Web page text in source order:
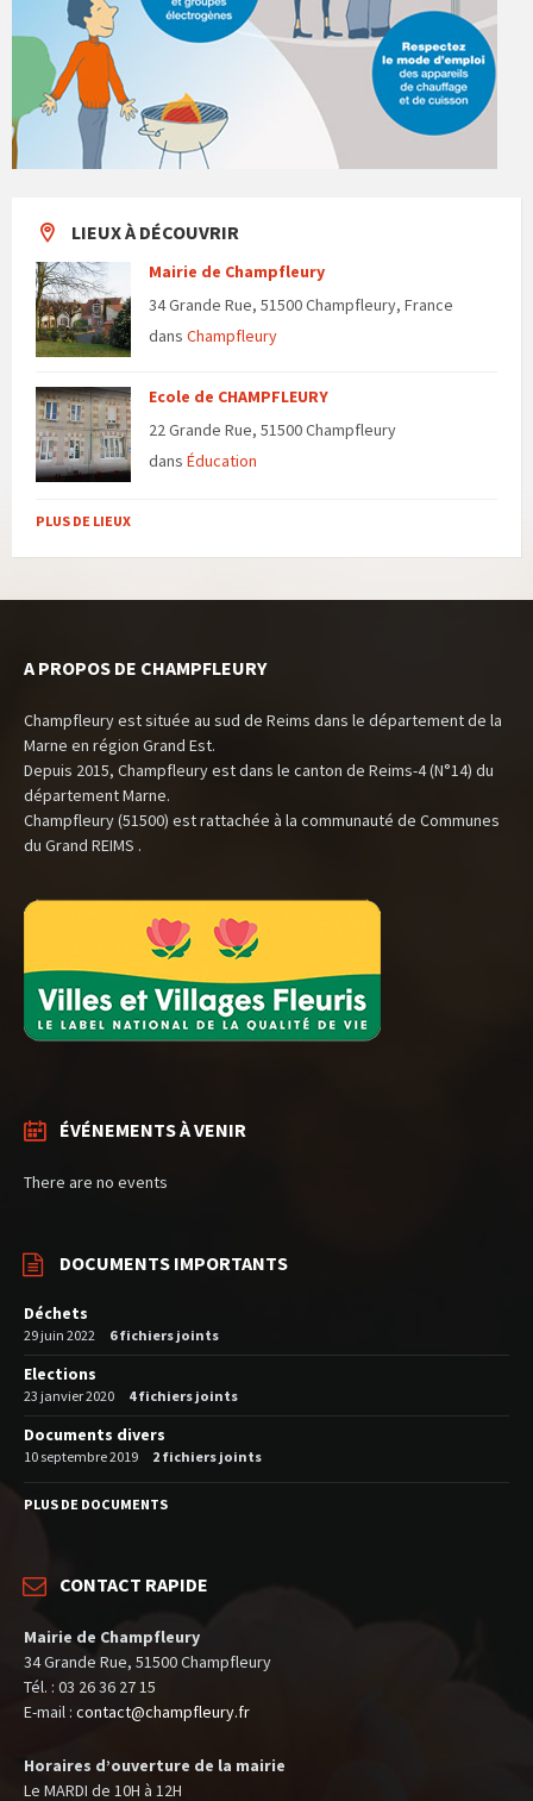
LIEUX À DÉCOUVRIR
Mairie de Champfleury
34 Grande Rue, 51500 Champfleury, France
dans Champfleury
Ecole de CHAMPFLEURY
22 Grande Rue, 51500 Champfleury
dans Éducation
PLUS DE LIEUX
A PROPOS DE CHAMPFLEURY
Champfleury est située au sud de Reims dans le département de la
Marne en région Grand Est.
Depuis 2015, Champfleury est dans le canton de Reims-4 (N°14) du
département Marne.
Champfleury (51500) est rattachée à la communauté de Communes
du Grand REIMS .
ÉVÉNEMENTS À VENIR
There are no events
DOCUMENTS IMPORTANTS
Déchets
29 juin 2022 6 fichiers joints
Elections
23 janvier 2020 4 fichiers joints
Documents divers
10 septembre 2019 2 fichiers joints
PLUS DE DOCUMENTS
CONTACT RAPIDE
Mairie de Champfleury
34 Grande Rue, 51500 Champfleury
Tél. : 03 26 36 27 15
E-mail : contact@champfleury.fr
Horaires d’ouverture de la mairie
Le MARDI de 10H à 12H